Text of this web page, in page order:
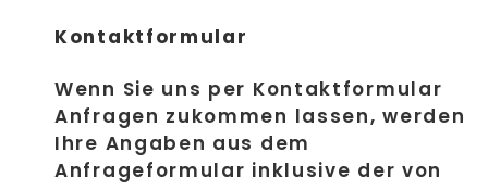
Kontaktformular
Wenn Sie uns per Kontaktformular
Anfragen zukommen lassen, werden
Ihre Angaben aus dem
Anfrageformular inklusive der von